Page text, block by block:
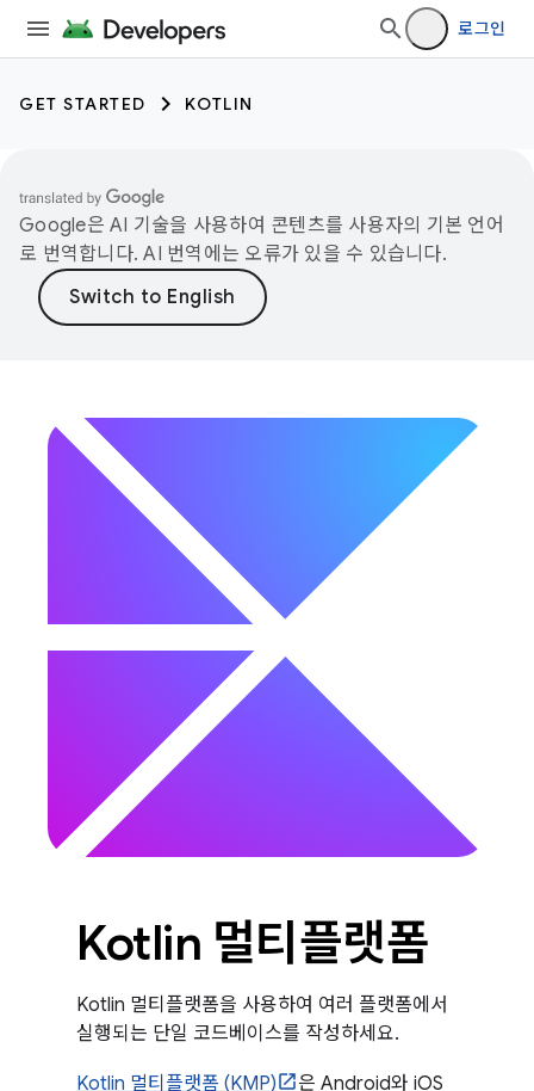
로그인
GET STARTED KOTLIN
Google은 AI 기술을 사용하여 콘텐츠를 사용자의 기본 언어
로 번역합니다. AI 번역에는 오류가 있을 수 있습니다.
Kotlin 멀티플랫폼
Kotlin 멀티플랫폼을 사용하여 여러 플랫폼에서
실행되는 단일 코드베이스를 작성하세요.
Kotlin 멀티플랫폼 (KMP)
은 Android와 iOS